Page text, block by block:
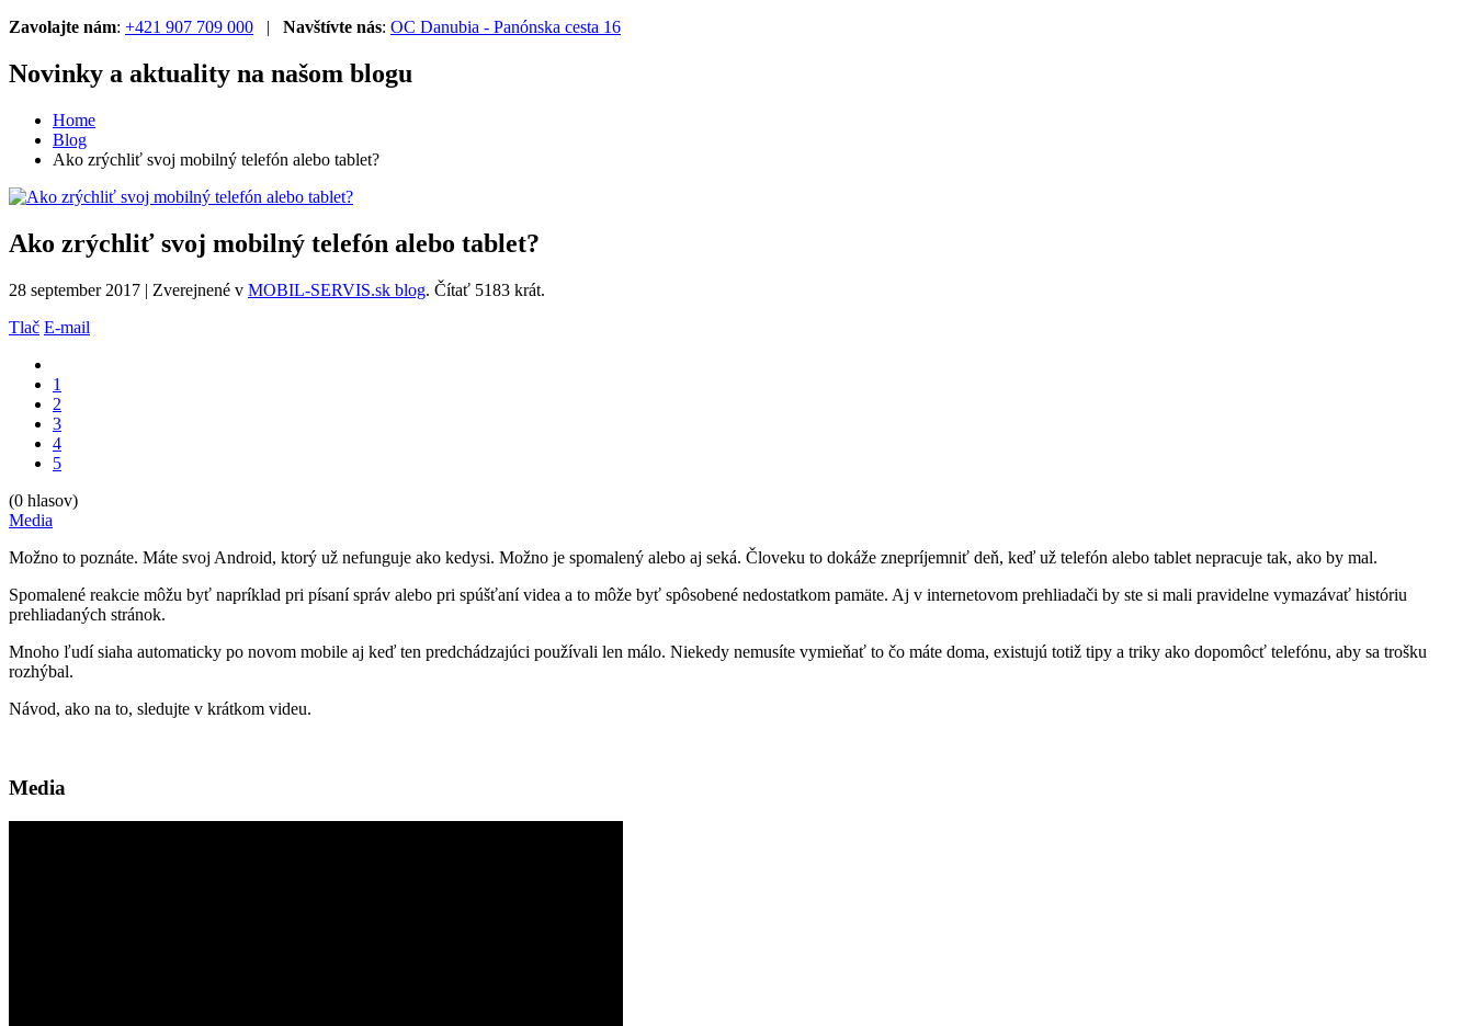
Zavolajte nám: +421 907 709 000 | Navštívte nás: OC Danubia - Panónska cesta 16
Novinky a aktuality na našom blogu
Home
Blog
Ako zrýchliť svoj mobilný telefón alebo tablet?
Ako zrýchliť svoj mobilný telefón alebo tablet?
28 september 2017 | Zverejnené v MOBIL-SERVIS.sk blog. Čítať 5183 krát.
Tlač E-mail
1
2
3
4
5
(0 hlasov)
Media
Možno to poznáte. Máte svoj Android, ktorý už nefunguje ako kedysi. Možno je spomalený alebo aj seká. Človeku to dokáže znepríjemniť deň, keď už telefón alebo tablet nepracuje tak, ako by mal.
Spomalené reakcie môžu byť napríklad pri písaní správ alebo pri spúšťaní videa a to môže byť spôsobené nedostatkom pamäte. Aj v internetovom prehliadači by ste si mali pravidelne vymazávať históriu
prehliadaných stránok.
Mnoho ľudí siaha automaticky po novom mobile aj keď ten predchádzajúci používali len málo. Niekedy nemusíte vymieňať to čo máte doma, existujú totiž tipy a triky ako dopomôcť telefónu, aby sa trošku
rozhýbal.
Návod, ako na to, sledujte v krátkom videu.
Media